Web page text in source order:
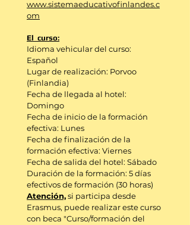
www.sistemaeducativofinlandes.c
om
El curso:
Idioma vehicular del curso:
Español
Lugar de realización: Porvoo
(Finlandia)
Fecha de llegada al hotel:
Domingo
Fecha de inicio de la formación
efectiva: Lunes
Fecha de finalización de la
formación efectiva: Viernes
Fecha de salida del hotel: Sábado
Duración de la formación: 5 días
efectivos de formación (30 horas)
Atención,si participa desde
Erasmus, puede realizar este curso
con beca "Curso/formación del